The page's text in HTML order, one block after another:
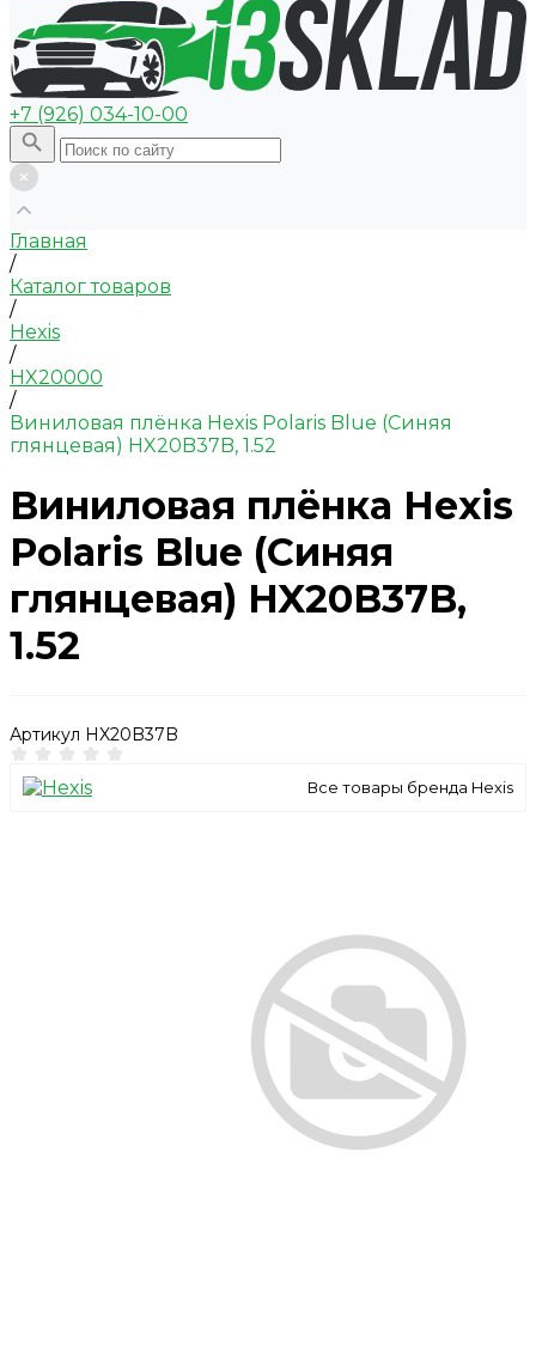
+7 (926) 034-10-00
Главная
/
Каталог товаров
/
Hexis
/
HX20000
/
Виниловая плёнка Hexis Polaris Blue (Синяя
глянцевая) HX20B37B, 1.52
Виниловая плёнка Hexis
Polaris Blue (Синяя
глянцевая) HX20B37B,
1.52
Артикул HX20B37B
Все товары бренда Hexis